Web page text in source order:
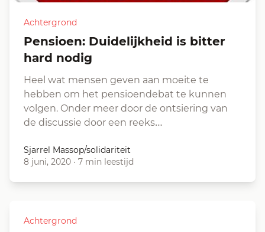
Achtergrond
Pensioen: Duidelijkheid is bitter
hard nodig
Heel wat mensen geven aan moeite te
hebben om het pensioendebat te kunnen
volgen. Onder meer door de ontsiering van
de discussie door een reeks…
Sjarrel Massop/solidariteit
8 juni, 2020 · 7 min leestijd
Achtergrond